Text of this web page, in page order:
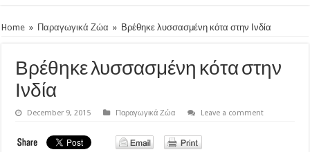
Home » Παραγωγικά Ζώα » Βρέθηκε λυσσασμένη κότα στην Ινδία
Βρέθηκε λυσσασμένη κότα στην
Ινδία
December 9, 2015 Παραγωγικά Ζώα Leave a comment